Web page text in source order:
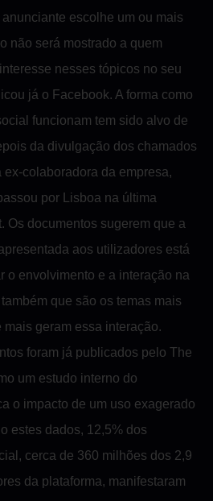
escolhe um ou mais
não será mostrado a quem
nesses tópicos no seu
já o Facebook. A forma como
funcionam tem sido alvo de
da divulgação dos chamados
ex-colaboradora da empresa,
por Lisboa na última
Os documentos sugerem que a
aos utilizadores está
o envolvimento e a interação na
que são os temas mais
geram essa interação.
foram já publicados pelo The
um estudo interno do
o impacto de um uso exagerado
estes dados, 12,5% dos
cerca de 360 milhões dos 2,9
da plataforma, manifestaram